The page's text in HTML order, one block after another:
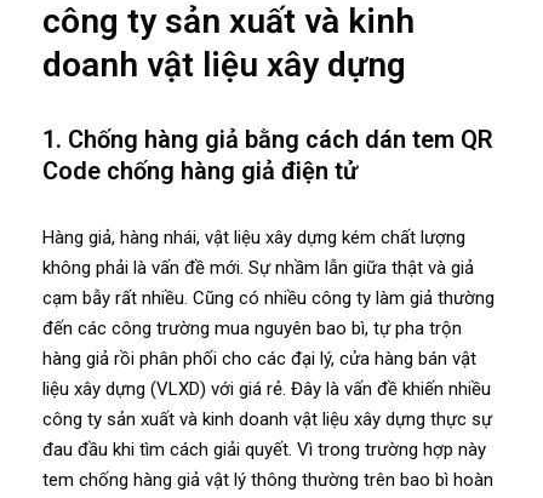
công ty sản xuất và kinh
doanh vật liệu xây dựng
1. Chống hàng giả bằng cách dán tem QR
Code chống hàng giả điện tử
Hàng giả, hàng nhái, vật liệu xây dựng kém chất lượng
không phải là vấn đề mới. Sự nhầm lẫn giữa thật và giả
cạm bẫy rất nhiều. Cũng có nhiều công ty làm giả thường
đến các công trường mua nguyên bao bì, tự pha trộn
hàng giả rồi phân phối cho các đại lý, cửa hàng bán vật
liệu xây dựng (VLXD) với giá rẻ. Đây là vấn đề khiến nhiều
công ty sản xuất và kinh doanh vật liệu xây dựng thực sự
đau đầu khi tìm cách giải quyết. Vì trong trường hợp này
tem chống hàng giả vật lý thông thường trên bao bì hoàn